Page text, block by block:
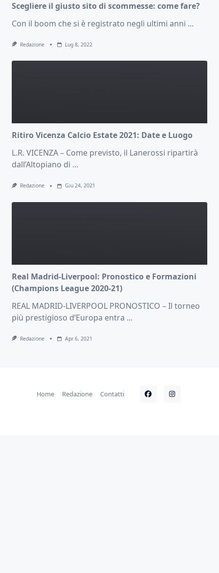
Scegliere il giusto sito di scommesse: come fare?
Con il boom che si è registrato negli ultimi anni ...
Redazione Lug 8, 2022
Ritiro Vicenza Calcio Estate 2021: Date e Luogo
L.R. VICENZA – Come previsto, il Lanerossi ripartirà
dall’Altopiano di ...
Redazione Giu 24, 2021
Real Madrid-Liverpool: Pronostico e Formazioni
(Champions League 2020-21)
REAL MADRID-LIVERPOOL PRONOSTICO – Il torneo
più prestigioso d’Europa entra ...
Redazione Apr 6, 2021
Home Redazione Contatti